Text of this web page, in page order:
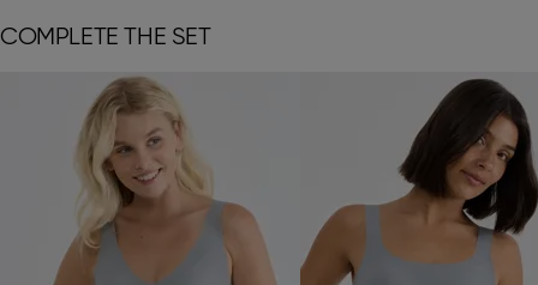
COMPLETE THE SET